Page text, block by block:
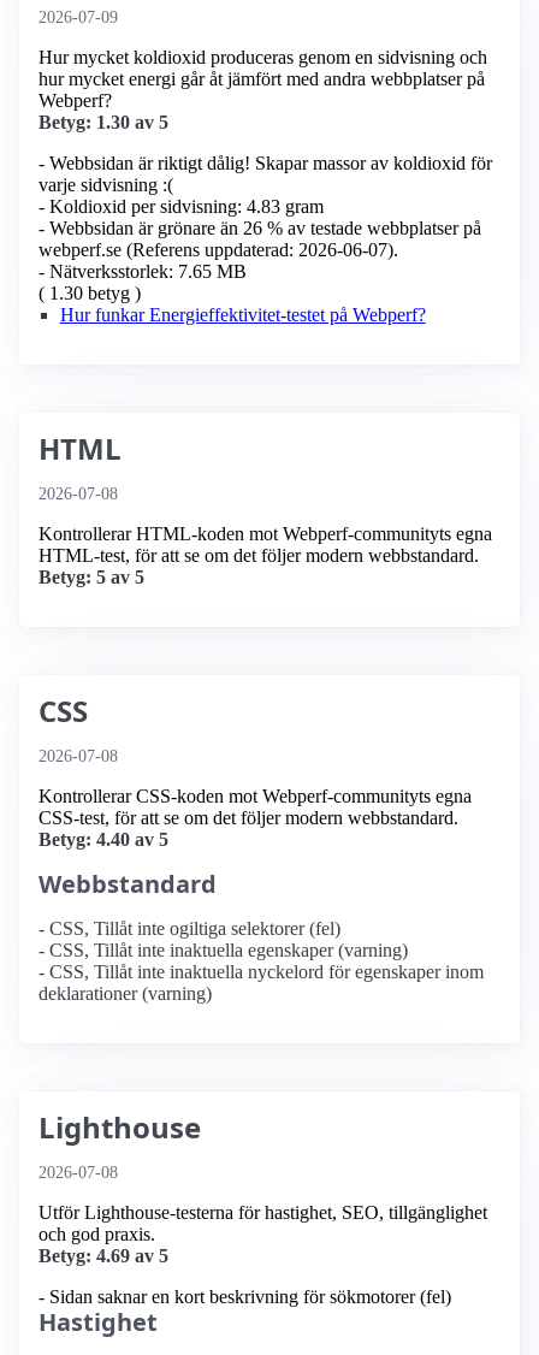
2026-07-09
Hur mycket koldioxid produceras genom en sidvisning och
hur mycket energi går åt jämfört med andra webbplatser på
Webperf?
Betyg: 1.30 av 5
- Webbsidan är riktigt dålig! Skapar massor av koldioxid för
varje sidvisning :(
- Koldioxid per sidvisning: 4.83 gram
- Webbsidan är grönare än 26 % av testade webbplatser på
webperf.se (Referens uppdaterad: 2026-06-07).
- Nätverksstorlek: 7.65 MB
( 1.30 betyg )
Hur funkar Energieffektivitet-testet på Webperf?
HTML
2026-07-08
Kontrollerar HTML-koden mot Webperf-communityts egna
HTML-test, för att se om det följer modern webbstandard.
Betyg: 5 av 5
CSS
2026-07-08
Kontrollerar CSS-koden mot Webperf-communityts egna
CSS-test, för att se om det följer modern webbstandard.
Betyg: 4.40 av 5
Webbstandard
- CSS, Tillåt inte ogiltiga selektorer (fel)
- CSS, Tillåt inte inaktuella egenskaper (varning)
- CSS, Tillåt inte inaktuella nyckelord för egenskaper inom
deklarationer (varning)
Lighthouse
2026-07-08
Utför Lighthouse-testerna för hastighet, SEO, tillgänglighet
och god praxis.
Betyg: 4.69 av 5
- Sidan saknar en kort beskrivning för sökmotorer (fel)
Hastighet